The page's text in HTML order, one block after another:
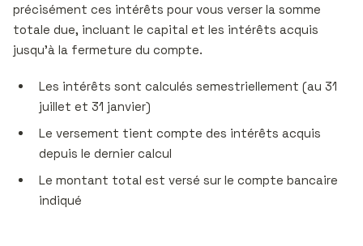
précisément ces intérêts pour vous verser la somme
totale due, incluant le capital et les intérêts acquis
jusqu’à la fermeture du compte.
Les intérêts sont calculés semestriellement (au 31
juillet et 31 janvier)
Le versement tient compte des intérêts acquis
depuis le dernier calcul
Le montant total est versé sur le compte bancaire
indiqué